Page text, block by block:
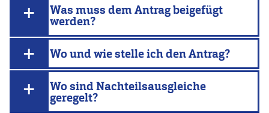
Was muss dem Antrag beigefügt
werden?
Wo und wie stelle ich den Antrag?
Wo sind Nachteilsausgleiche
geregelt?